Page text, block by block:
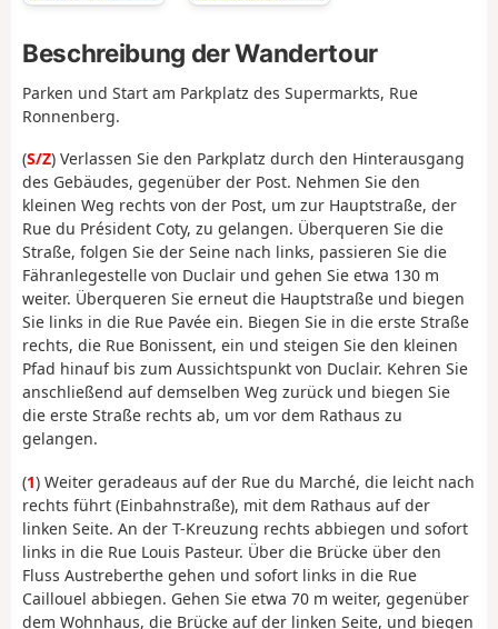
Beschreibung der Wandertour
Parken und Start am Parkplatz des Supermarkts, Rue
Ronnenberg.
(S/Z) Verlassen Sie den Parkplatz durch den Hinterausgang
des Gebäudes, gegenüber der Post. Nehmen Sie den
kleinen Weg rechts von der Post, um zur Hauptstraße, der
Rue du Président Coty, zu gelangen. Überqueren Sie die
Straße, folgen Sie der Seine nach links, passieren Sie die
Fähranlegestelle von Duclair und gehen Sie etwa 130 m
weiter. Überqueren Sie erneut die Hauptstraße und biegen
Sie links in die Rue Pavée ein. Biegen Sie in die erste Straße
rechts, die Rue Bonissent, ein und steigen Sie den kleinen
Pfad hinauf bis zum Aussichtspunkt von Duclair. Kehren Sie
anschließend auf demselben Weg zurück und biegen Sie
die erste Straße rechts ab, um vor dem Rathaus zu
gelangen.
(1) Weiter geradeaus auf der Rue du Marché, die leicht nach
rechts führt (Einbahnstraße), mit dem Rathaus auf der
linken Seite. An der T-Kreuzung rechts abbiegen und sofort
links in die Rue Louis Pasteur. Über die Brücke über den
Fluss Austreberthe gehen und sofort links in die Rue
Caillouel abbiegen. Gehen Sie etwa 70 m weiter, gegenüber
dem Wohnhaus, die Brücke auf der linken Seite, und biegen